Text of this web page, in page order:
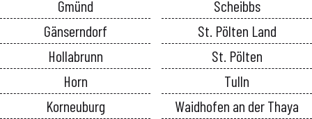
Gmünd
Gänserndorf
Hollabrunn
Horn
Korneuburg
Scheibbs
St. Pölten Land
St. Pölten
Tulln
Waidhofen an der Thaya